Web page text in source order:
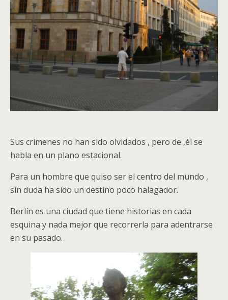
Sus crímenes no han sido olvidados , pero de ‚él se
habla en un plano estacional.
Para un hombre que quiso ser el centro del mundo ,
sin duda ha sido un destino poco halagador.
Berlín es una ciudad que tiene historias en cada
esquina y nada mejor que recorrerla para adentrarse
en su pasado.